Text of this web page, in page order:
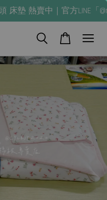
中｜官方LINE「@nla0245q